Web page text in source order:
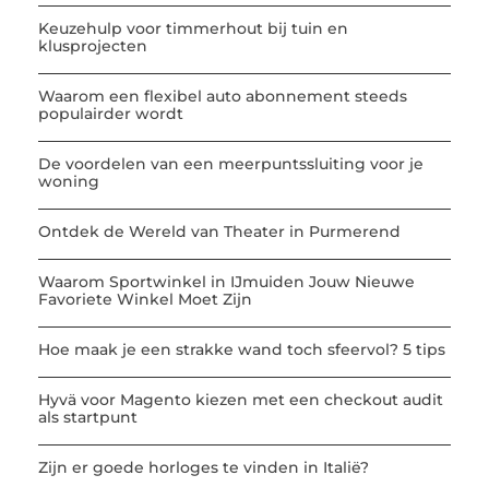
Keuzehulp voor timmerhout bij tuin en
klusprojecten
Waarom een flexibel auto abonnement steeds
populairder wordt
De voordelen van een meerpuntssluiting voor je
woning
Ontdek de Wereld van Theater in Purmerend
Waarom Sportwinkel in IJmuiden Jouw Nieuwe
Favoriete Winkel Moet Zijn
Hoe maak je een strakke wand toch sfeervol? 5 tips
Hyvä voor Magento kiezen met een checkout audit
als startpunt
Zijn er goede horloges te vinden in Italië?